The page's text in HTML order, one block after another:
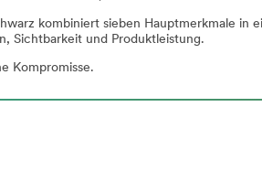
kombiniert sieben Hauptmerkmale in
Sichtbarkeit und Produktleistung.
Kompromisse.